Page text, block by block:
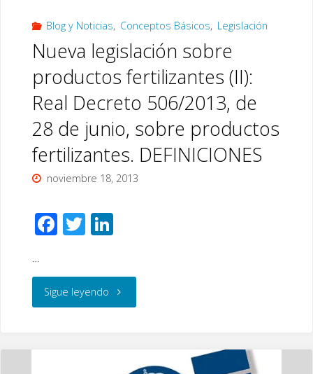
restos
vegetales
por
sistema
tradicional
pilas
montones”,
Blog y Noticias, Conceptos Básicos, Legislación
Nueva legislación sobre
productos fertilizantes (II):
Real Decreto 506/2013, de
28 de junio, sobre productos
fertilizantes. DEFINICIONES
noviembre 18, 2013
F
e
b
o
T
tt
er
Li
k
e
dI
…
Sigue leyendo"Nueva